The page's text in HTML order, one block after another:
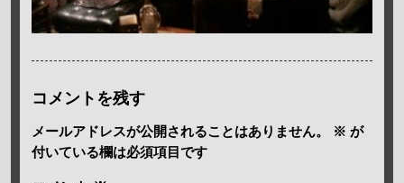
コメントを残す
メールアドレスが公開されることはありません。 ※ が
付いている欄は必須項目です